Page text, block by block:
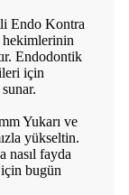
Endo Kontra
hekimlerinin
Endodontik
için
Yukarı ve
yükseltin.
nasıl fayda
bugün